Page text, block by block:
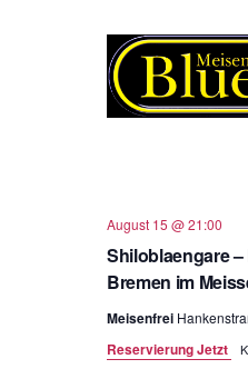
Shiloblaengare
Bremen im
August 15 @ 21:00
Meisenfrei
Reservierung Jetzt